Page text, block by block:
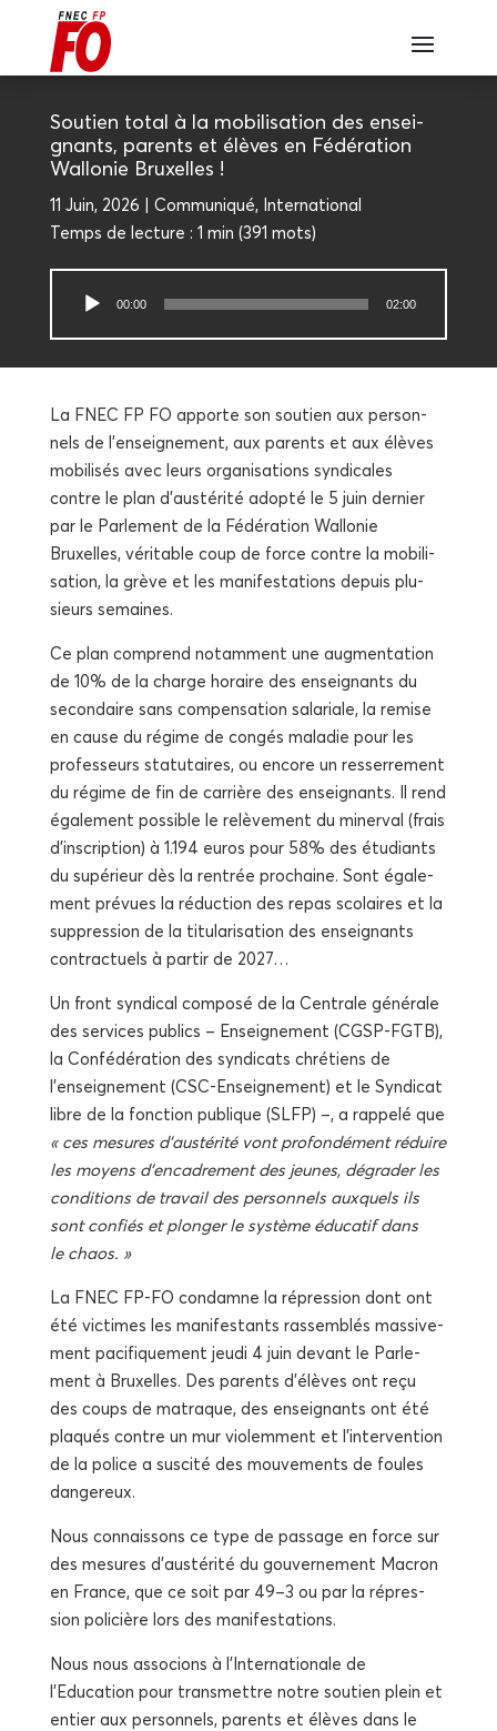
Sou­tien total à la mobi­li­sa­tion des ensei­
gnants, parents et élèves en Fédé­ra­tion
Wal­lo­nie Bruxelles !
11 Juin, 2026 Com­mu­ni­qué, Inter­na­tio­nal
Temps de lec­ture : 1 min (391 mots)
Lecteur 00:00 02:00
La FNEC FP FO apporte son sou­tien aux per­son­
nels de l’enseignement, aux parents et aux élèves
mobi­li­sés avec leurs orga­ni­sa­tions syn­di­cales
contre le plan d’austérité adop­té le 5 juin der­nier
par le Par­le­ment de la Fédé­ra­tion Wal­lo­nie
Bruxelles, véri­table coup de force contre la mobi­li­
sa­tion, la grève et les mani­fes­ta­tions depuis plu­
sieurs semaines.
Ce plan com­prend notam­ment une aug­men­ta­tion
de 10% de la charge horaire des ensei­gnants du
secon­daire sans com­pen­sa­tion sala­riale, la remise
en cause du régime de congés mala­die pour les
pro­fes­seurs sta­tu­taires, ou encore un res­ser­re­ment
du régime de fin de car­rière des ensei­gnants. Il rend
éga­le­ment pos­sible le relè­ve­ment du miner­val (frais
d’inscription) à 1.194 euros pour 58% des étu­diants
du supé­rieur dès la ren­trée pro­chaine. Sont éga­le­
ment pré­vues la réduc­tion des repas sco­laires et la
sup­pres­sion de la titu­la­ri­sa­tion des ensei­gnants
contrac­tuels à par­tir de 2027…
Un front syn­di­cal com­po­sé de la Cen­trale géné­rale
des ser­vices publics – Ensei­gne­ment (CGSP-FGTB),
la Confé­dé­ra­tion des syn­di­cats chré­tiens de
l’enseignement (CSC-Ensei­gne­ment) et le Syn­di­cat
libre de la fonc­tion publique (SLFP) –, a rap­pe­lé que
« ces mesures d’austérité vont pro­fon­dé­ment réduire
les moyens d’encadrement des jeunes, dégra­der les
condi­tions de tra­vail des per­son­nels aux­quels ils
sont confiés et plon­ger le sys­tème édu­ca­tif dans
le chaos. »
La FNEC FP-FO condamne la répres­sion dont ont
été vic­times les mani­fes­tants ras­sem­blés mas­si­ve­
ment paci­fi­que­ment jeu­di 4 juin devant le Par­le­
ment à Bruxelles. Des parents d’élèves ont reçu
des coups de matraque, des ensei­gnants ont été
pla­qués contre un mur vio­lem­ment et l’intervention
de la police a sus­ci­té des mou­ve­ments de foules
dangereux.
Nous connais­sons ce type de pas­sage en force sur
des mesures d’austérité du gou­ver­ne­ment Macron
en France, que ce soit par 49–3 ou par la répres­
sion poli­cière lors des manifestations.
Nous nous asso­cions à l’Internationale de
l’Education pour trans­mettre notre sou­tien plein et
entier aux per­son­nels, parents et élèves dans le